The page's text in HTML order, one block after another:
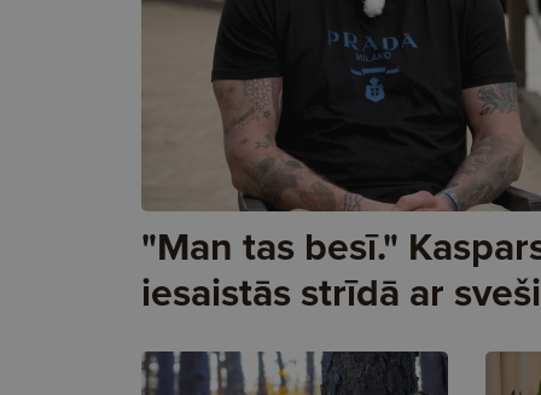
"Man tas besī."
iesaistās strīdā ar